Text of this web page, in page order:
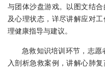
与团体沙盘游戏。以图文结
及心理状态，详尽讲解应对
理健康指导与建议。
急救知识培训环节，志愿
入剖析急救案例，讲解心肺